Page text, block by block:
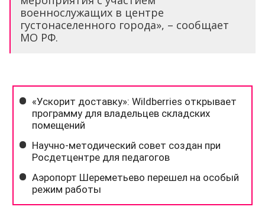
военнослужащих в центре
густонаселенного города», – сообщает
МО РФ.